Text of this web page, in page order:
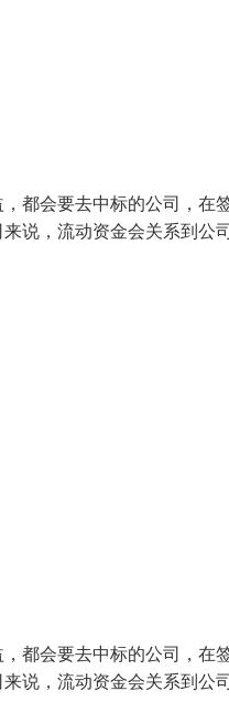
都会要去中标的公司，在
说，流动资金会关系到公
都会要去中标的公司，在
说，流动资金会关系到公